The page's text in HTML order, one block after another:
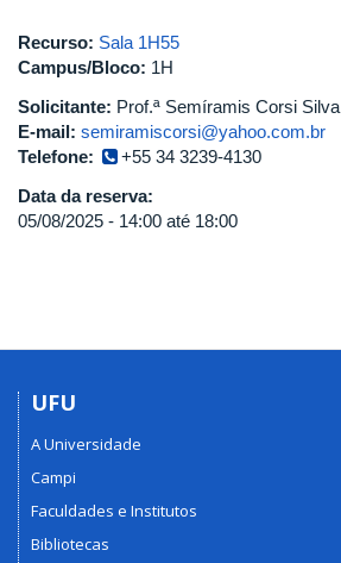
Recurso: Sala 1H55
Campus/Bloco: 1H
Solicitante: Prof.ª Semíramis Corsi Silva
E-mail: semiramiscorsi@yahoo.com.br
Telefone:
+55 34 3239-4130
Data da reserva:
05/08/2025 - 14:00 até 18:00
UFU
A Universidade
Campi
Faculdades e Institutos
Bibliotecas